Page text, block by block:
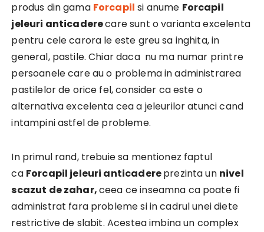
produs din gama Forcapil si anume Forcapil
jeleuri anticaderecare sunt o varianta excelenta
pentru cele carora le este greu sa inghita, in
general, pastile. Chiar daca nu ma numar printre
persoanele care au o problema in administrarea
pastilelor de orice fel, consider ca este o
alternativa excelenta cea a jeleurilor atunci cand
intampini astfel de probleme.
In primul rand, trebuie sa mentionez faptul
ca Forcapil jeleuri anticadereprezinta un nivel
scazut de zahar,ceea ce inseamna ca poate fi
administrat fara probleme si in cadrul unei diete
restrictive de slabit. Acestea imbina un complex